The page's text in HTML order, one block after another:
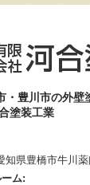
・豊川市の外壁
塗装工業
知県豊橋市牛川
ム: